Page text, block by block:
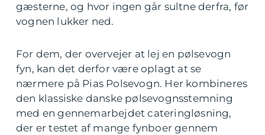
gæsterne, og hvor ingen går sultne derfra, før
vognen lukker ned.
For dem, der overvejer at lej en pølsevogn
fyn, kan det derfor være oplagt at se
nærmere på Pias Polsevogn. Her kombineres
den klassiske danske pølsevognsstemning
med en gennemarbejdet cateringløsning,
der er testet af mange fynboer gennem